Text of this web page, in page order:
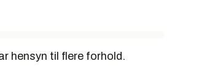
hensyn til flere forhold.